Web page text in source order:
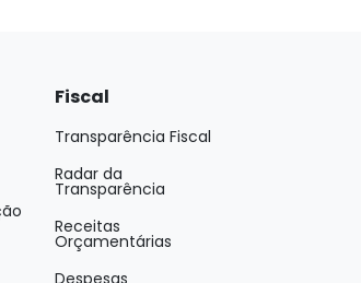
Fiscal
Transparência Fiscal
Radar da
Transparência
Receitas
Orçamentárias
Despesas